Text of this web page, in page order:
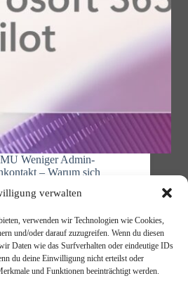
verwalten
verwenden wir Technologien wie Cookies,
und/oder darauf zuzugreifen. Wenn du diesen
Daten wie das Surfverhalten oder eindeutige IDs
du deine Einwilligung nicht erteilst oder
und Funktionen beeinträchtigt werden.
Weniger Admin-
– Warum sich
wir ehrlich: Als
haben Sie in den
mehr über KI gehört,
14. Oktober 2025